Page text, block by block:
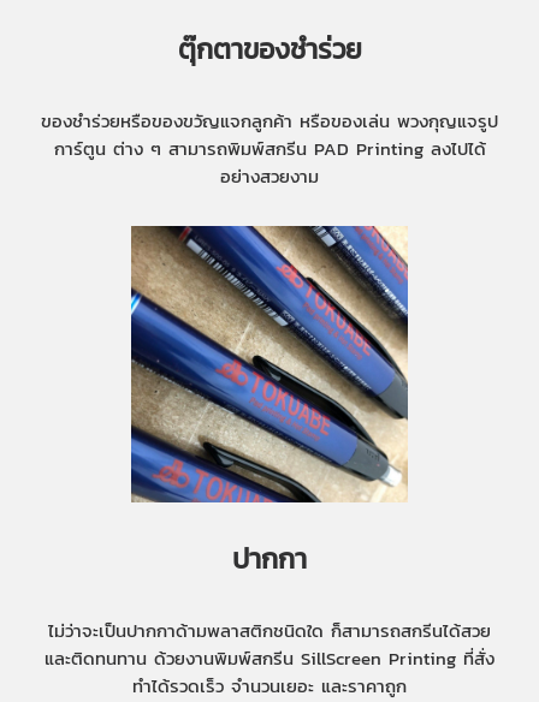
ตุ๊กตาของชำร่วย
ของชำร่วยหรือของขวัญแจกลูกค้า หรือของเล่น พวงกุญแจรูป
การ์ตูน ต่าง ๆ สามารถพิมพ์สกรีน PAD Printing ลงไปได้
อย่างสวยงาม
ปากกา
ไม่ว่าจะเป็นปากกาด้ามพลาสติกชนิดใด ก็สามารถสกรีนได้สวย
และติดทนทาน ด้วยงานพิมพ์สกรีน SillScreen Printing ที่สั่ง
ทำได้รวดเร็ว จำนวนเยอะ และราคาถูก